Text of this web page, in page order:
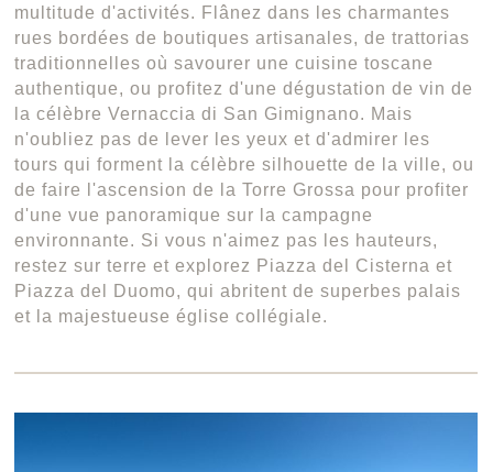
multitude d'activités. Flânez dans les charmantes
rues bordées de boutiques artisanales, de trattorias
traditionnelles où savourer une cuisine toscane
authentique, ou profitez d'une dégustation de vin de
la célèbre Vernaccia di San Gimignano. Mais
n'oubliez pas de lever les yeux et d'admirer les
tours qui forment la célèbre silhouette de la ville, ou
de faire l'ascension de la Torre Grossa pour profiter
d'une vue panoramique sur la campagne
environnante. Si vous n'aimez pas les hauteurs,
restez sur terre et explorez Piazza del Cisterna et
Piazza del Duomo, qui abritent de superbes palais
et la majestueuse église collégiale.